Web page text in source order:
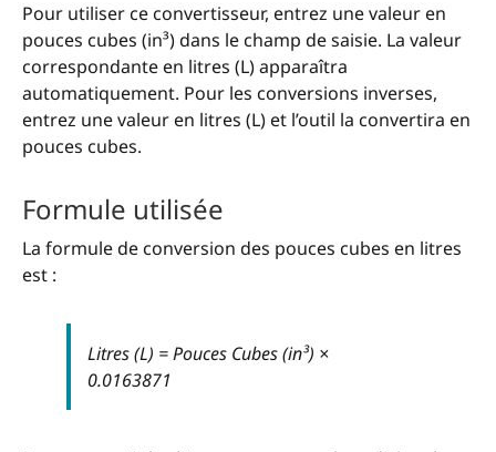
Pour utiliser ce convertisseur, entrez une valeur en
pouces cubes (in³) dans le champ de saisie. La valeur
correspondante en litres (L) apparaîtra
automatiquement. Pour les conversions inverses,
entrez une valeur en litres (L) et l’outil la convertira en
pouces cubes.
Formule utilisée
La formule de conversion des pouces cubes en litres
est :
Litres (L) = Pouces Cubes (in³) ×
0.0163871